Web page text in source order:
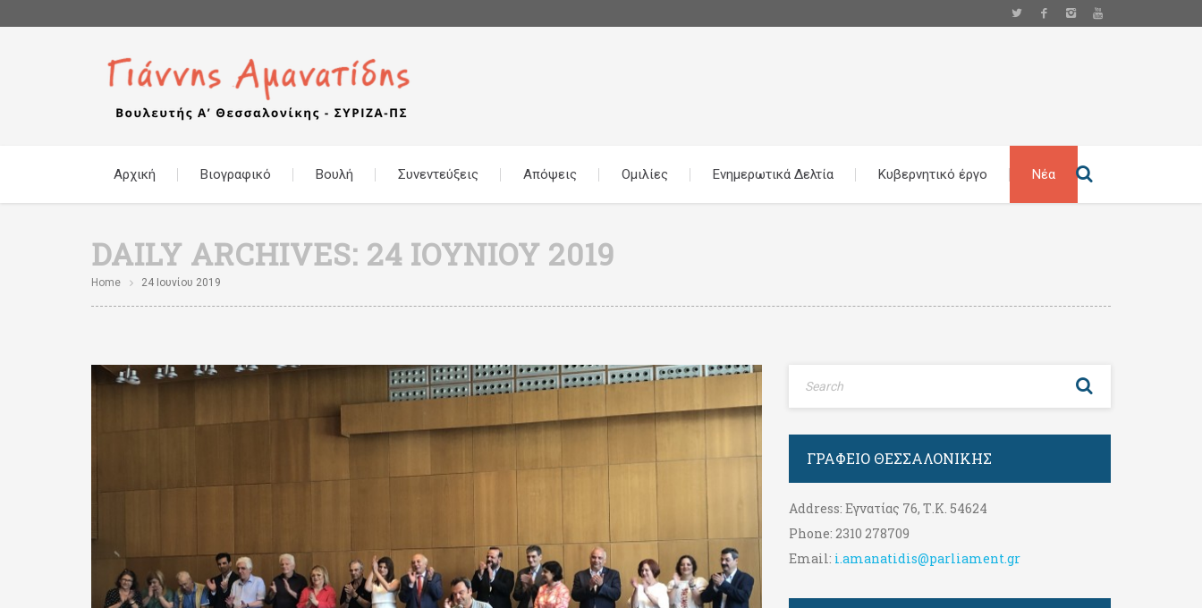
Αρχική Βιογραφικό Βουλή Συνεντεύξεις Απόψεις Ομιλίες Ενημερωτικά Δελτία Κυβερνητικό έργο Νέα
DAILY ARCHIVES: 24 ΙΟΥΝΊΟΥ 2019
Home 24 Ιουνίου 2019
ΓΡΑΦΕΊΟ ΘΕΣΣΑΛΟΝΊΚΗΣ
Address: Εγνατίας 76, Τ.Κ. 54624
Phone: 2310 278709
Email: i.amanatidis@parliament.gr